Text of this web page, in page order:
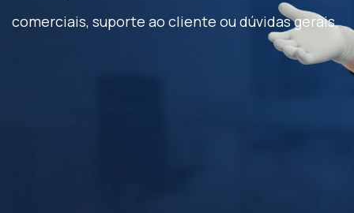
comerciais, suporte ao cliente ou dúvidas gerais.